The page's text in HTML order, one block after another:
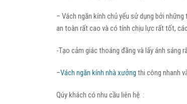
– Vách ngăn kính chủ yếu sử dụng bởi
an toàn rất cao và có tính chịu lực rất tốt,
-Tạo cảm giác thoáng đãng và lấy ánh sáng
–Vách ngăn kính nhà xưởng thi công nhanh
Qúy khách có nhu cầu liên hệ :